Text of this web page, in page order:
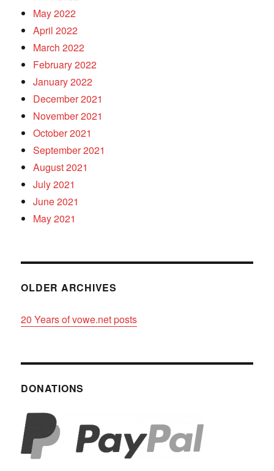
May 2022
April 2022
March 2022
February 2022
January 2022
December 2021
November 2021
October 2021
September 2021
August 2021
July 2021
June 2021
May 2021
OLDER ARCHIVES
20 Years of vowe.net posts
DONATIONS